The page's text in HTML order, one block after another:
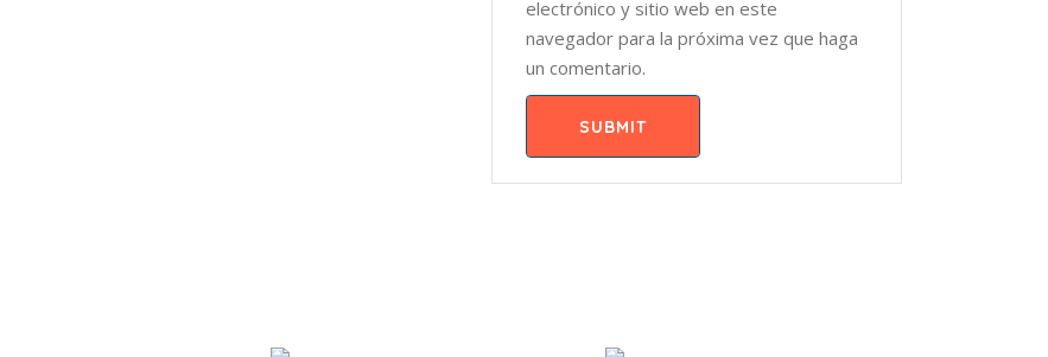
electrónico y sitio web en este
navegador para la próxima vez que haga
un comentario.
SUBMIT